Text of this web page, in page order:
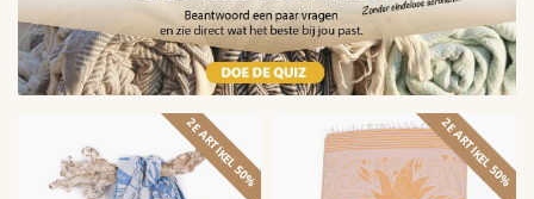
2E ARTIKEL 50% 2E ARTIKEL 50%